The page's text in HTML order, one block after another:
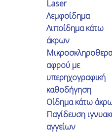
Laser
Λεμφοίδημα
Λιποίδημα κάτω
άκρων
αφρού με
υπερηχογραφική
καθοδήγηση
Οίδημα κάτω
Παγίδευση
αγγείων
Μπαλαμπάνης
Είχα πρόβλημα
και με τα δύο μου